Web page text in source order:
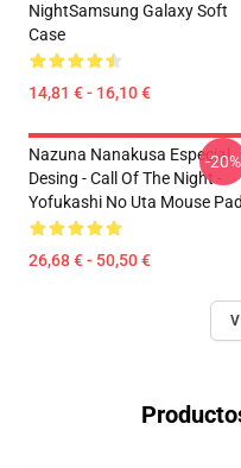
NightSamsung Galaxy Soft
Case
14,81 € - 16,10 €
Nazuna Nanakusa Especial
Desing - Call Of The Night -
Yofukashi No Uta Mouse Pad
26,68 € - 50,50 €
-20%